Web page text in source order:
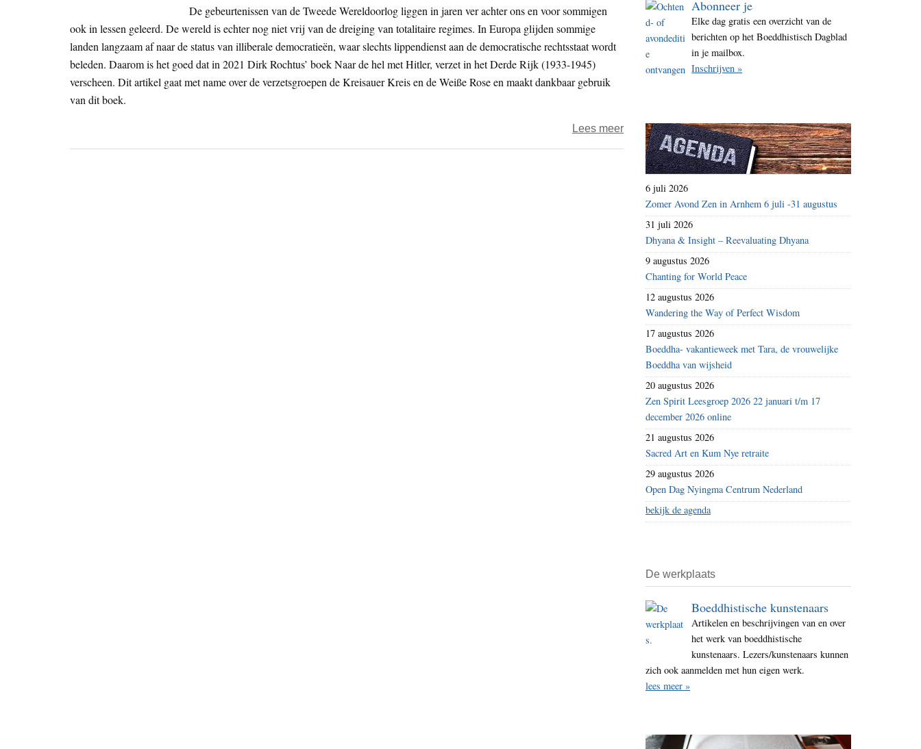
i
t
De gebeurtenissen van de Tweede Wereldoorlog liggen in jaren ver achter ons en voor sommigen
ook in lessen geleerd. De wereld is echter nog niet vrij van de dreiging van totalitaire regimes. In Europa glijden sommige
landen langzaam af naar de status van illiberale democratieën, waar slechts lippendienst aan de democratische rechtsstaat wordt
beleden. Daarom is het goed dat in 2021 Dirk Rochtus’ boek Naar de hel met Hitler, verzet in het Derde Rijk (1933-1945)
verscheen. Dit artikel gaat met name over de verzetsgroepen de Kreisauer Kreis en de Weiße Rose en maakt dankbaar gebruik
van dit boek.
Lees meerover
huilen
Abonneer je
Elke dag gratis een overzicht van de
berichten op het Boeddhistisch Dagblad
in je mailbox.
Inschrijven »
6 juli 2026
Zomer Avond Zen in Arnhem 6 juli -31 augustus
31 juli 2026
Dhyana & Insight – Reevaluating Dhyana
9 augustus 2026
Chanting for World Peace
12 augustus 2026
Wandering the Way of Perfect Wisdom
17 augustus 2026
Boeddha- vakantieweek met Tara, de vrouwelijke
Boeddha van wijsheid
20 augustus 2026
Zen Spirit Leesgroep 2026 22 januari t/m 17
december 2026 online
21 augustus 2026
Sacred Art en Kum Nye retraite
29 augustus 2026
Open Dag Nyingma Centrum Nederland
bekijk de agenda
De werkplaats
Boeddhistische kunstenaars
Artikelen en beschrijvingen van en over
het werk van boeddhistische
kunstenaars. Lezers/kunstenaars kunnen
zich ook aanmelden met hun eigen werk.
lees meer »